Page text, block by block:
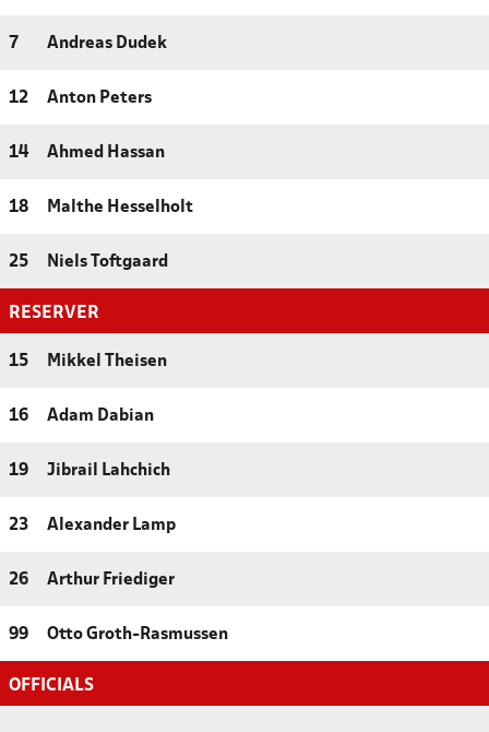
7 Andreas Dudek
12 Anton Peters
14 Ahmed Hassan
18 Malthe Hesselholt
25 Niels Toftgaard
RESERVER
15 Mikkel Theisen
16 Adam Dabian
19 Jibrail Lahchich
23 Alexander Lamp
26 Arthur Friediger
99 Otto Groth-Rasmussen
OFFICIALS